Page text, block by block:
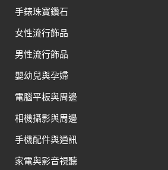
手錶珠寶鑽石
女性流行飾品
男性流行飾品
嬰幼兒與孕婦
電腦平板與周邊
相機攝影與周邊
手機配件與通訊
家電與影音視聽